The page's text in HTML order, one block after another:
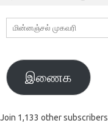
மின்னஞ்சல்
முகவரி
இணைக
Join 1,133 other subscribers